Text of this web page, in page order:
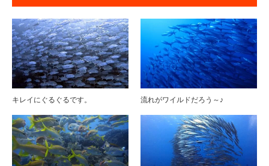
キレイにぐるぐるです。 流れがワイルドだろう～♪